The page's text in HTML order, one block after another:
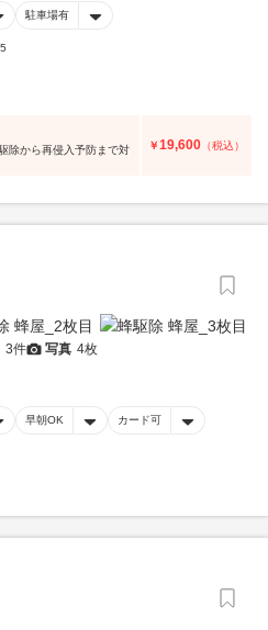
駐車場有
除から再侵入予防まで対
￥19,600 （税込）
3件 写真 4枚
早朝OK カード可